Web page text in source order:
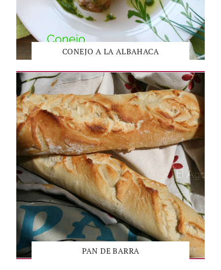
CONEJO A LA ALBAHACA
PAN DE BARRA